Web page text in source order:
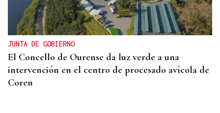
JUNTA DE GOBIERNO
El Concello de Ourense da luz verde a una
intervención en el centro de procesado avícola de
Coren